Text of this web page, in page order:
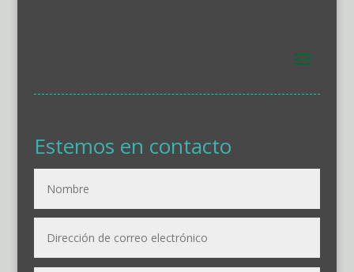
Estemos en contacto